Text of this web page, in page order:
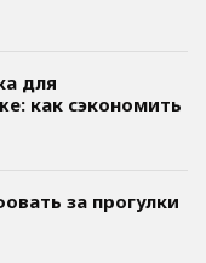
для
как сэкономить
за прогулки